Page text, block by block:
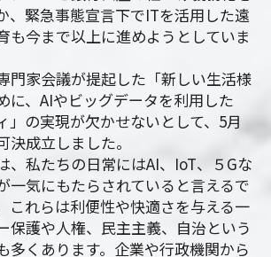
、緊急事態宣言下でITを活用した遠
も今まで以上に進めようとしていま
門家会議が提起した「新しい生活様
に、AIやビッグデータを利用した
」の実現が欠かせないとして、5月
成立しました。
、私たちの日常にはAI、IoT、５Gな
一気にもたらされていると言えるで
これらは利便性や快適さを与える一
保護や人権、民主主義、自治という
多くあります。企業や行政機関から